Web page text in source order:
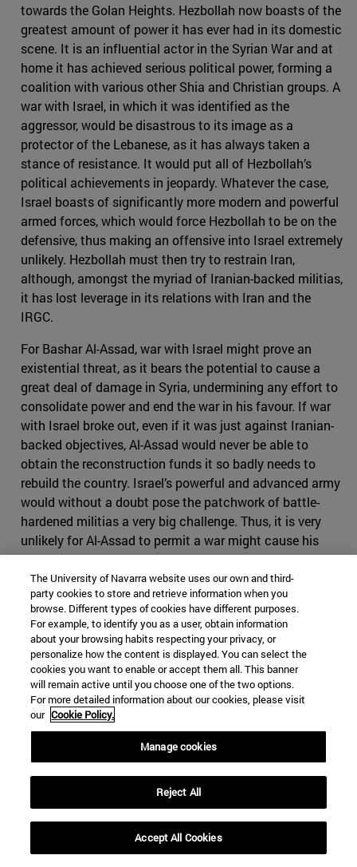
towards the Golan Heights. Hezbollah now boasts of the
greatest amount of power it has ever had in its domestic
scene. It is an influential actor in the Syrian War and at
home it has achieved serious political power, forming a
coalition with various other Shia and Christian groups. A
war with Israel, in which it was identified as the
aggressor, would be disastrous to its image as a
protector of the Lebanese, as it has always taken a
stance of resistance. It would put all of Hezbollah’s
political achievements in jeopardy. Whatever the case,
Israel boasts of significantly more modern and powerful
armed forces, which would force Hezbollah to be on the
defensive, thus making an offensive into Israel extremely
unlikely. Hezbollah must then try to restrain Iran,
although, amongst the myriad of Iranian-backed militias,
it has lost leverage in its relations with Iran and the
IRGC.
For Bashar Al-Assad, war with Israel might prove an
existential threat, as it bears the potential to cause a
great deal of damage in Syria, undermining any effort to
consolidate power and end the war in his favour. If war
with Israel broke out, even if it was just against Iranian-
backed objectives, Al-Assad would never be able to
obtain the reconstruction funds it so badly needs to
rebuild the country. Israel’s powerful and advanced army
would without a doubt pose the patchwork of battle-
hardened militias a very big challenge. Thus, it is very
unlikely for Al-Assad to permit a war might cause his
downfall.
Russia, wishing to end the war and keep its military
bases and prestige in the process, would no doubt
discourage any sort of posturing against Israel from its
allies in Syria. Moscow seeks to maintain good relations
with Israel and wouldn’t be very upset about an Iranian
exit. It is already trying to prevent Iran and Hezbollah
from coming too close to the Israeli and Jordanian
borders and has opened the Syrian airspace to Israeli
aerial attacks towards Iranian targets located in its
vicinity. Russia would welcome a quick and impressive
end to the war to consolidate its status as a global
power and become a power broker in the region.
Reaching a deal with the US to end hostilities in
exchange for the recognition of Al-Assad is not outside
The University of Navarra website uses our own and third-
party cookies to store and retrieve information when you
browse. Different types of cookies have different purposes.
For example, to identify you as a user, obtain information
about your browsing habits respecting your privacy, or
personalize how the content is displayed. You can select the
cookies you want to enable or accept them all. This banner
will remain active until you choose one of the two options.
For more detailed information about our cookies, please visit
our Cookie Policy.
Manage cookies
Reject All
Accept All Cookies